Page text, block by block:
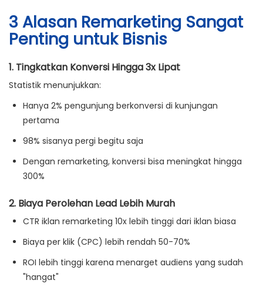
3 Alasan Remarketing Sangat
Penting untuk Bisnis
1. Tingkatkan Konversi Hingga 3x Lipat
Statistik menunjukkan:
Hanya 2% pengunjung berkonversi di kunjungan
pertama
98% sisanya pergi begitu saja
Dengan remarketing, konversi bisa meningkat hingga
300%
2. Biaya Perolehan Lead Lebih Murah
CTR iklan remarketing 10x lebih tinggi dari iklan biasa
Biaya per klik (CPC) lebih rendah 50-70%
ROI lebih tinggi karena menarget audiens yang sudah
"hangat"